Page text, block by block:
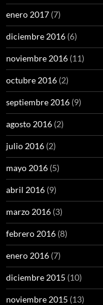
enero 2017 (7)
diciembre 2016 (6)
noviembre 2016 (11)
octubre 2016 (2)
septiembre 2016 (9)
agosto 2016 (2)
julio 2016 (2)
mayo 2016 (5)
abril 2016 (9)
marzo 2016 (3)
febrero 2016 (8)
enero 2016 (7)
diciembre 2015 (10)
noviembre 2015 (13)